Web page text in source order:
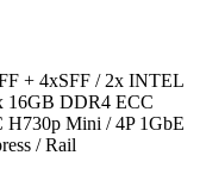
+ 4xSFF / 2x INTEL
16GB DDR4 ECC
H730p Mini / 4P 1GbE
/ Rail